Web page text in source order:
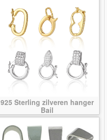
925 Sterling zilveren hanger
Bail